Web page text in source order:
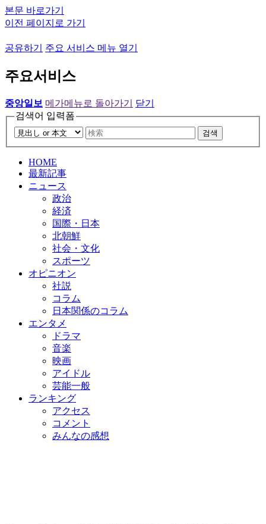
본문 바로가기
이전 페이지로 가기
공유하기 주요 서비스 메뉴 열기
주요서비스
중앙일보 메가메뉴로 돌아가기
닫기
검색어 입력폼
검색
HOME
最新記事
ニュース
政治
経済
国際・日本
北朝鮮
社会・文化
スポーツ
オピニオン
社説
コラム
日本関係のコラム
エンタメ
ドラマ
音楽
映画
アイドル
芸能一般
ランキング
アクセス
コメント
みんなの感想